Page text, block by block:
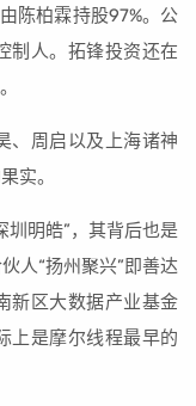
陈柏霖持股97%。公
制人。拓锋投资还在
、周启以及上海诸神
实。
圳明皓”，其背后也是
人“扬州聚兴”即善达
新区大数据产业基金
上是摩尔线程最早的